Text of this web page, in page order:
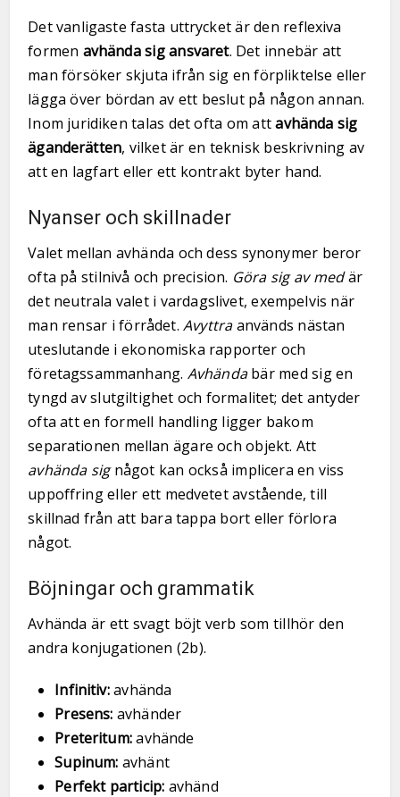
Det vanligaste fasta uttrycket är den reflexiva
formen avhända sig ansvaret. Det innebär att
man försöker skjuta ifrån sig en förpliktelse eller
lägga över bördan av ett beslut på någon annan.
Inom juridiken talas det ofta om attavhända sig
äganderätten, vilket är en teknisk beskrivning av
att en lagfart eller ett kontrakt byter hand.
Nyanser och skillnader
Valet mellan avhända och dess synonymer beror
ofta på stilnivå och precision. Göra sig av medär
det neutrala valet i vardagslivet, exempelvis när
man rensar i förrådet.Avyttraanvänds nästan
uteslutande i ekonomiska rapporter och
företagssammanhang. Avhändabär med sig en
tyngd av slutgiltighet och formalitet; det antyder
ofta att en formell handling ligger bakom
separationen mellan ägare och objekt. Att
avhända signågot kan också implicera en viss
uppoffring eller ett medvetet avstående, till
skillnad från att bara tappa bort eller förlora
något.
Böjningar och grammatik
Avhända är ett svagt böjt verb som tillhör den
andra konjugationen (2b).
Infinitiv:avhända
Presens: avhänder
Preteritum:avhände
Supinum: avhänt
Perfekt particip: avhänd